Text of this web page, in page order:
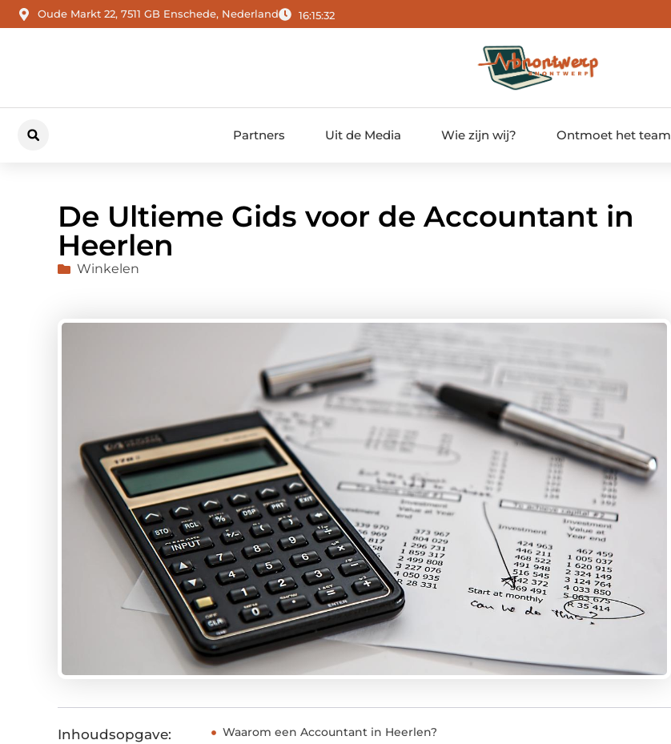
Oude Markt 22, 7511 GB Enschede, Nederland 16:15:33
Partners Uit de Media Wie zijn wij? Ontmoet het team
De Ultieme Gids voor de Accountant in
Heerlen
Winkelen
Inhoudsopgave:
Waarom een Accountant in Heerlen?